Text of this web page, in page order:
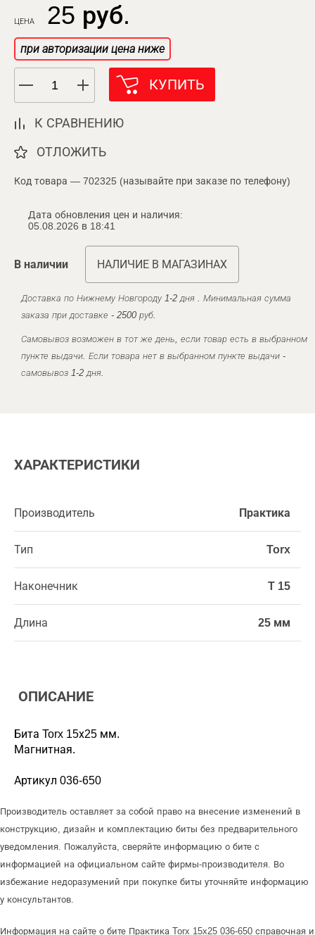
ЦЕНА 25 руб.
при авторизации цена ниже
КУПИТЬ
К СРАВНЕНИЮ
ОТЛОЖИТЬ
Код товара — 702325 (называйте при заказе по телефону)
Дата обновления цен и наличия:
05.08.2026 в 18:41
В наличии НАЛИЧИЕ В МАГАЗИНАХ
Доставка по Нижнему Новгороду 1-2 дня . Минимальная сумма
заказа при доставке - 2500 руб.
Самовывоз возможен в тот же день, если товар есть в выбранном
пункте выдачи. Если товара нет в выбранном пункте выдачи -
самовывоз 1-2 дня.
ХАРАКТЕРИСТИКИ
Производитель Практика
Тип Torx
Наконечник T 15
Длина 25 мм
ОПИСАНИЕ
Бита Torx 15х25 мм.
Магнитная.
Артикул 036-650
Производитель оставляет за собой право на внесение изменений в
конструкцию, дизайн и комплектацию биты без предварительного
уведомления. Пожалуйста, сверяйте информацию о бите с
информацией на официальном сайте фирмы-производителя. Во
избежание недоразумений при покупке биты уточняйте информацию
у консультантов.
Информация на сайте о бите Практика Torx 15x25 036-650 справочная и